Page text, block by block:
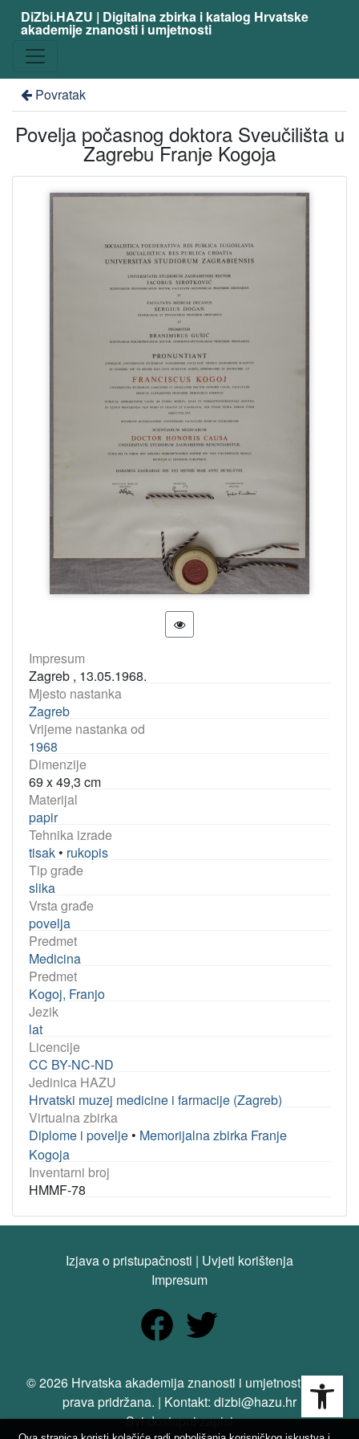
DiZbi.HAZU | Digitalna zbirka i katalog Hrvatske
akademije znanosti i umjetnosti
Povratak
Povelja počasnog doktora Sveučilišta u
Zagrebu Franje Kogoja
Impresum
Zagreb , 13.05.1968.
Mjesto nastanka
Zagreb
Vrijeme nastanka od
1968
Dimenzije
69 x 49,3 cm
Materijal
papir
Tehnika izrade
tisak • rukopis
Tip građe
slika
Vrsta građe
povelja
Predmet
Medicina
Predmet
Kogoj, Franjo
Jezik
lat
Licencije
CC BY-NC-ND
Jedinica HAZU
Hrvatski muzej medicine i farmacije (Zagreb)
Virtualna zbirka
Diplome i povelje • Memorijalna zbirka Franje
Kogoja
Inventarni broj
HMMF-78
Izjava o pristupačnosti | Uvjeti korištenja
Impresum
© 2026 Hrvatska akademija znanosti i umjetnosti. Sva
prava pridržana. | Kontakt: dizbi@hazu.hr
Svi dostupni zapisi